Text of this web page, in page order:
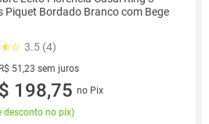
Piquet Bordado Branco com Bege
3.5 (4)
51,23 sem juros
R$ 51,23 sem juros
198,75 no Pix
desconto no pix)